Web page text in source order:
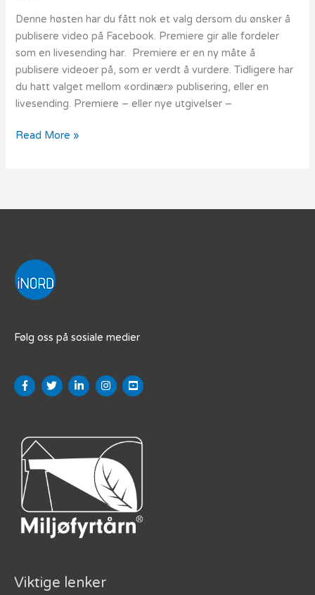
Denne høsten har du fått nok et valg dersom du ønsker å
publisere video på Facebook. Premiere gir alle fordeler
som en livesending har. Premiere er en ny måte å
publisere videoer på, som er verdt å vurdere. Tidligere har
du hatt valget mellom «ordinær» publisering, eller en
livesending. Premiere – eller nye utgivelser –
Read More »
Følg oss på sosiale medier
Viktige lenker